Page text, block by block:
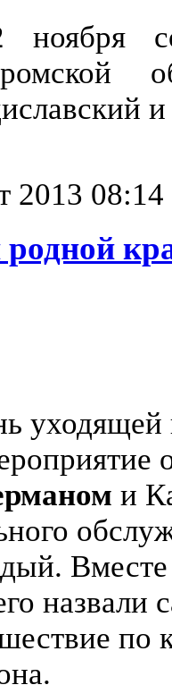
2013 08:14
уходящей
и
назвали